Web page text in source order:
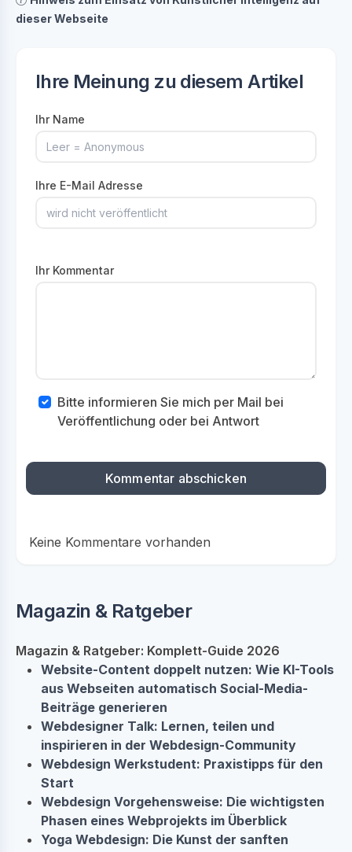
dieser Webseite
Ihre Meinung zu diesem Artikel
Ihr Name
Ihre E-Mail Adresse
Ihr Kommentar
Bitte informieren Sie mich per Mail bei
Veröffentlichung oder bei Antwort
Keine Kommentare vorhanden
Magazin & Ratgeber
Magazin & Ratgeber: Komplett-Guide 2026
Website-Content doppelt nutzen: Wie KI-Tools
aus Webseiten automatisch Social-Media-
Beiträge generieren
Webdesigner Talk: Lernen, teilen und
inspirieren in der Webdesign-Community
Webdesign Werkstudent: Praxistipps für den
Start
Webdesign Vorgehensweise: Die wichtigsten
Phasen eines Webprojekts im Überblick
Yoga Webdesign: Die Kunst der sanften